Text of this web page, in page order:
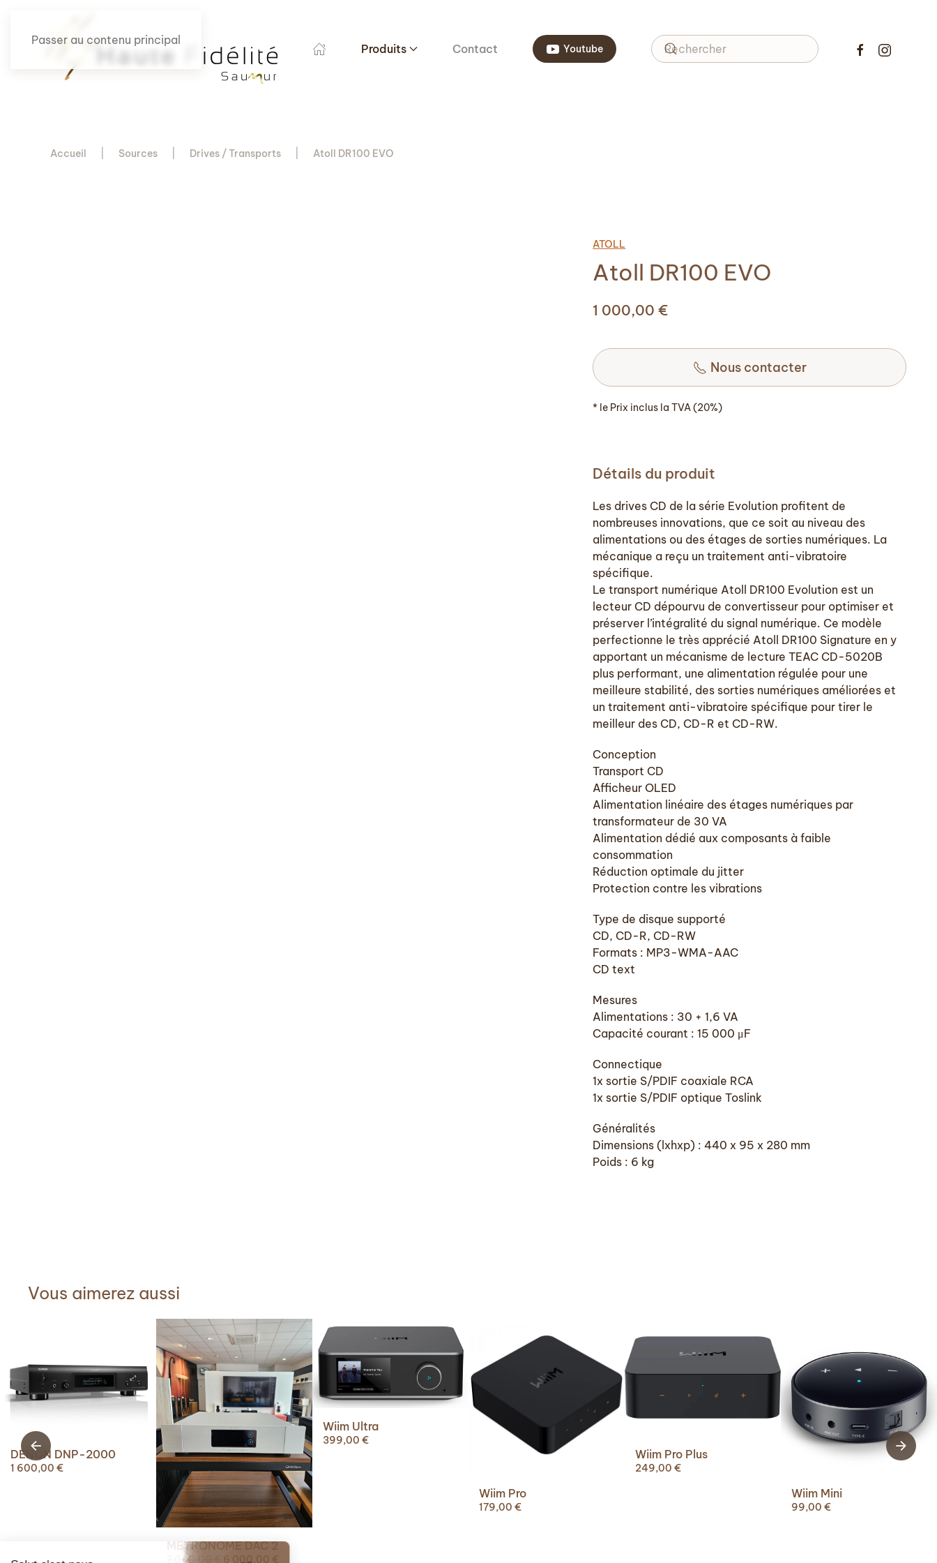
Passer au contenu principal
Produits Contact Youtube
Accueil Sources Drives / Transports Atoll DR100 EVO
ATOLL
Atoll DR100 EVO
1 000,00€
Nous contacter
* le Prix inclus la TVA (20%)
Détails du produit
Les drives CD de la série Evolution profitent de
nombreuses innovations, que ce soit au niveau des
alimentations ou des étages de sorties numériques. La
mécanique a reçu un traitement anti-vibratoire
spécifique.
Le transport numérique Atoll DR100 Evolution est un
lecteur CD dépourvu de convertisseur pour optimiser et
préserver l’intégralité du signal numérique. Ce modèle
perfectionne le très apprécié Atoll DR100 Signature en y
apportant un mécanisme de lecture TEAC CD-5020B
plus performant, une alimentation régulée pour une
meilleure stabilité, des sorties numériques améliorées et
un traitement anti-vibratoire spécifique pour tirer le
meilleur des CD, CD-R et CD-RW.
Conception
Transport CD
Afficheur OLED
Alimentation linéaire des étages numériques par
transformateur de 30 VA
Alimentation dédié aux composants à faible
consommation
Réduction optimale du jitter
Protection contre les vibrations
Type de disque supporté
CD, CD-R, CD-RW
Formats : MP3-WMA-AAC
CD text
Mesures
Alimentations : 30 + 1,6 VA
Capacité courant : 15 000 μF
Connectique
1x sortie S/PDIF coaxiale RCA
1x sortie S/PDIF optique Toslink
Généralités
Dimensions (lxhxp) : 440 x 95 x 280 mm
Poids : 6 kg
Vous aimerez aussi
DENON DNP-2000
1 600,00 €
METRONOME DAC 2
7 000,00 Le
6 000,00 €
Wiim Ultra
399,00 €
Wiim Pro
179,00 €
Wiim Pro Plus
249,00 €
Wiim Mini
99,00 €